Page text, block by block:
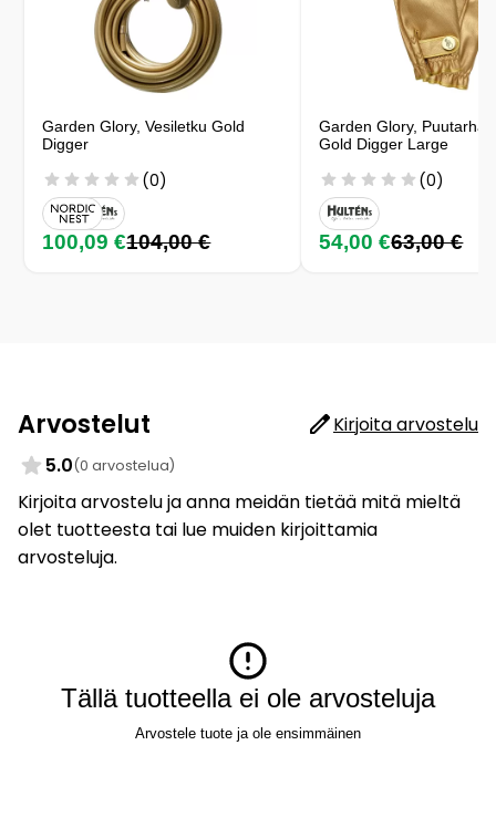
Garden Glory, Vesiletku Gold
Digger
(0)
100,09 €104,00 €
Garden Glory,
Gold Digger Large
(0)
54,00 €63,00 €
Arvostelut
Kirjoita arvostelu
5.0(0 arvostelua)
Kirjoita arvostelu ja anna meidän tietää mitä mieltä
olet tuotteesta tai lue muiden kirjoittamia
arvosteluja.
Tällä tuotteella ei ole arvosteluja
Arvostele tuote ja ole ensimmäinen